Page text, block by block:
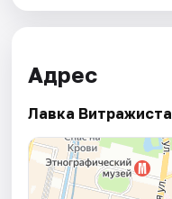
Адрес
Лавка Витражиста